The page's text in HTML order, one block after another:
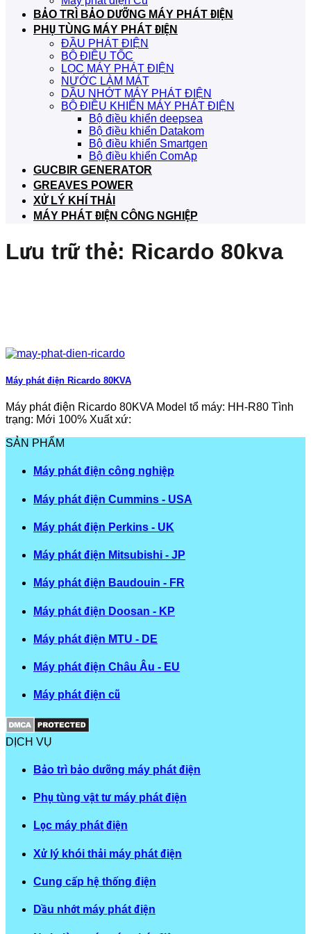
BẢO TRÌ BẢO DƯỠNG MÁY PHÁT ĐIỆN
PHỤ TÙNG MÁY PHÁT ĐIỆN
ĐẦU PHÁT ĐIỆN
BỘ ĐIỀU TỐC
LỌC MÁY PHÁT ĐIỆN
NƯỚC LÀM MÁT
DẦU NHỚT MÁY PHÁT ĐIỆN
BỘ ĐIỀU KHIỂN MÁY PHÁT ĐIỆN
Bộ điều khiển deepsea
Bộ điều khiển Datakom
Bộ điều khiển Smartgen
Bộ điều khiển ComAp
GUCBIR GENERATOR
GREAVES POWER
XỬ LÝ KHÍ THẢI
MÁY PHÁT ĐIỆN CÔNG NGHIỆP
Lưu trữ thẻ: Ricardo 80kva
Máy phát điện Ricardo 80KVA
Máy phát điện Ricardo 80KVA Model tổ máy: HH-R80 Tình
trạng: Mới 100% Xuất xứ:
SẢN PHẨM
Máy phát điện công nghiệp
Máy phát điện Cummins - USA
Máy phát điện Perkins - UK
Máy phát điện Mitsubishi - JP
Máy phát điện Baudouin - FR
Máy phát điện Doosan - KP
Máy phát điện MTU - DE
Máy phát điện Châu Âu - EU
Máy phát điện cũ
DỊCH VỤ
Bảo trì bảo dưỡng máy phát điện
Phụ tùng vật tư máy phát điện
Lọc máy phát điện
Xử lý khói thải máy phát điện
Cung cấp hệ thống điện
Dầu nhớt máy phát điện